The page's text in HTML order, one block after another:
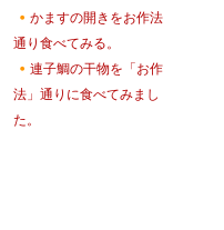
かますの開きをお作法
通り食べてみる。
連子鯛の干物を「お作
法」通りに食べてみまし
た。